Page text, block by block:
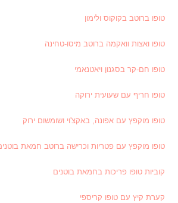
טופו ברוטב בקוקוס ולימון
טופו ואצות וואקמה ברוטב מיסו-טחינה
טופו חם-קר בסגנון ויאטנאמי
טופו חריף עם שעועית ירוקה
טופו מוקפץ עם אפונה, באקצ'וי ושומשום ירוק
טופו מוקפץ עם פטריות וכרישה ברוטב חמאת
קוביות טופו פריכות בחמאת בוטנים
קערת קיץ עם טופו קריספי